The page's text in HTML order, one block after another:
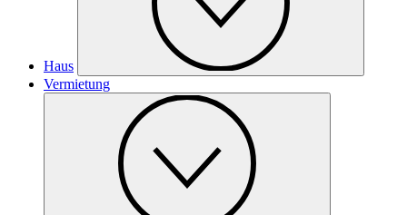
Haus
Vermietung